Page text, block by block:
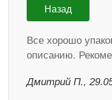
Назад
Все хорошо
описанию.
Дмитрий П.,